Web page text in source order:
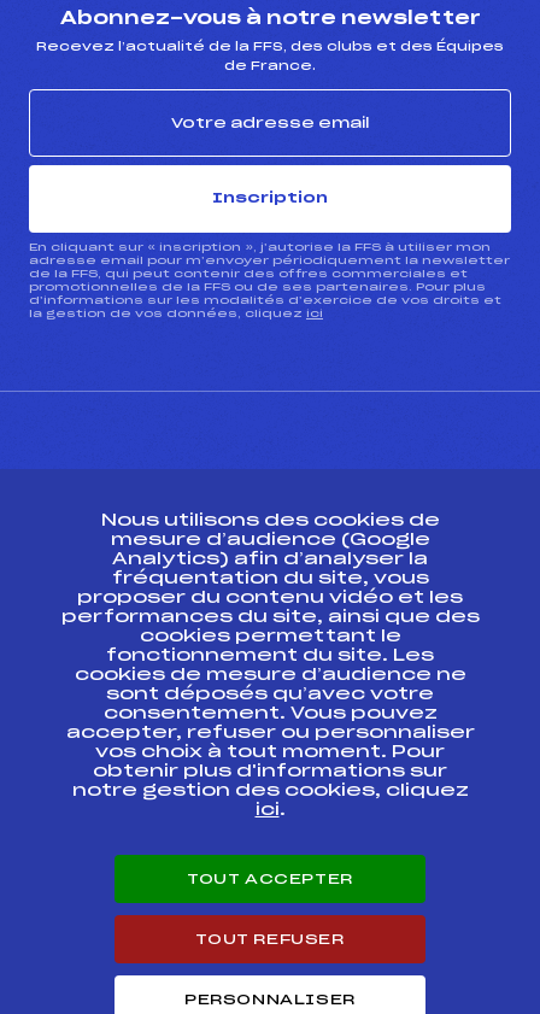
Abonnez-vous à notre newsletter
Recevez l’actualité de la FFS, des clubs et des Équipes
de France.
Inscription
En cliquant sur « inscription », j’autorise la FFS à utiliser mon
adresse email pour m’envoyer périodiquement la newsletter
de la FFS, qui peut contenir des offres commerciales et
promotionnelles de la FFS ou de ses partenaires. Pour plus
d’informations sur les modalités d’exercice de vos droits et
la gestion de vos données, cliquez ici
ESPACE PRESSE
Ressources
Pass’Neige
Projet sportif fédéral
Projet de performance fédéral
Antidopage
Pôle Développement, Formation, Suivi
Scientifique
Listes ministérielles
Pôle vie de l’athlète
Carrières
Nous utilisons des cookies de
mesure d’audience (Google
Analytics) afin d’analyser la
fréquentation du site, vous
proposer du contenu vidéo et les
performances du site, ainsi que des
cookies permettant le
fonctionnement du site. Les
cookies de mesure d’audience ne
sont déposés qu’avec votre
consentement. Vous pouvez
accepter, refuser ou personnaliser
vos choix à tout moment. Pour
obtenir plus d'informations sur
notre gestion des cookies, cliquez
ici.
TOUT ACCEPTER
TOUT REFUSER
PERSONNALISER